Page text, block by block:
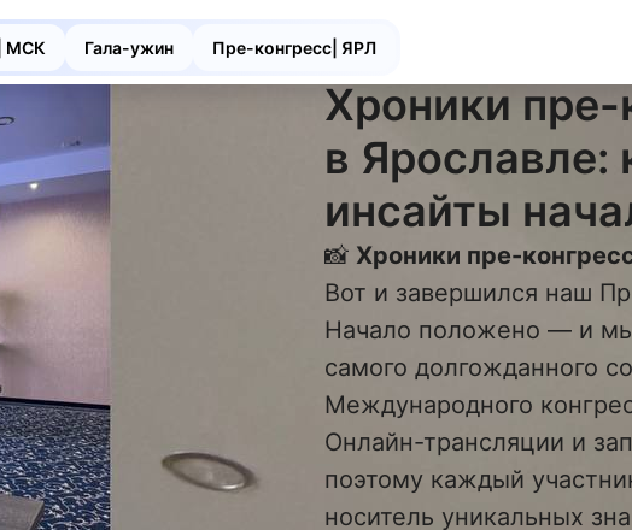
МСК Гала-ужин Пре-конгресс| ЯРЛ
Хроники пре-
в
инсайты
📸 Хроники пре-
Вот и завершился наш
Начало положено — и
самого долгожданного
Международного
Онлайн-трансляции и
поэтому каждый
носитель уникальных